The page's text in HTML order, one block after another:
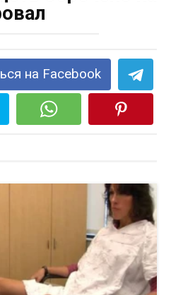
на Facebook